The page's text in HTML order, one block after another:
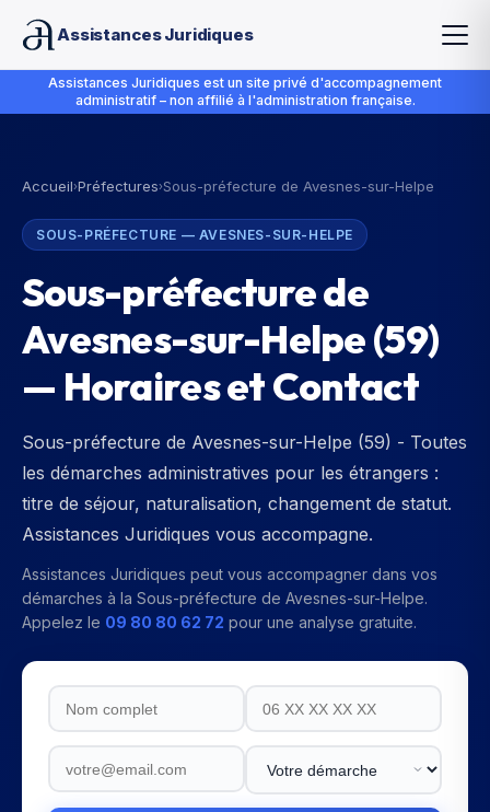
Assistances Juridiques
Assistances Juridiques est un site privé d'accompagnement
administratif – non affilié à l'administration française.
Accueil›Préfectures›Sous-préfecture de Avesnes-sur-Helpe
SOUS-PRÉFECTURE — AVESNES-SUR-HELPE
Sous-préfecture de
Avesnes-sur-Helpe(59)
— Horaires et Contact
Sous-préfecture de Avesnes-sur-Helpe (59) - Toutes
les démarches administratives pour les étrangers :
titre de séjour, naturalisation, changement de statut.
Assistances Juridiques vous accompagne.
Assistances Juridiques peut vous accompagner dans vos
démarches à la Sous-préfecture de Avesnes-sur-Helpe.
Appelez le 09 80 80 62 72 pour une analyse gratuite.